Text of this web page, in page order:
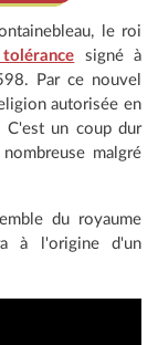
le roi
signé à
Par ce nouvel
autorisée en
C'est un coup dur
malgré
du royaume
à l'origine d'un